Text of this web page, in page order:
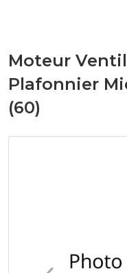
Moteur
Plafonnier
(60)